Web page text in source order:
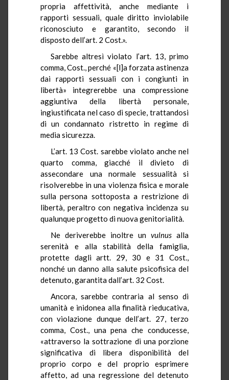
propria affettività, anche mediante i
rapporti sessuali, quale diritto inviolabile
riconosciuto e garantito, secondo il
disposto dell’art. 2 Cost.».
Sarebbe altresì violato l’art. 13, primo
comma, Cost., perché «[l]a forzata astinenza
dai rapporti sessuali con i congiunti in
libertà» integrerebbe una compressione
aggiuntiva della libertà personale,
ingiustificata nel caso di specie, trattandosi
di un condannato ristretto in regime di
media sicurezza.
L’art. 13 Cost. sarebbe violato anche nel
quarto comma, giacché il divieto di
assecondare una normale sessualità si
risolverebbe in una violenza fisica e morale
sulla persona sottoposta a restrizione di
libertà, peraltro con negativa incidenza su
qualunque progetto di nuova genitorialità.
Ne deriverebbe inoltre un vulnus alla
serenità e alla stabilità della famiglia,
protette dagli artt. 29, 30 e 31 Cost.,
nonché un danno alla salute psicofisica del
detenuto, garantita dall’art. 32 Cost.
Ancora, sarebbe contraria al senso di
umanità e inidonea alla finalità rieducativa,
con violazione dunque dell’art. 27, terzo
comma, Cost., una pena che conducesse,
«attraverso la sottrazione di una porzione
significativa di libera disponibilità del
proprio corpo e del proprio esprimere
affetto, ad una regressione del detenuto